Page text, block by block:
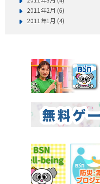
2011年2月 (6)
2011年1月 (4)